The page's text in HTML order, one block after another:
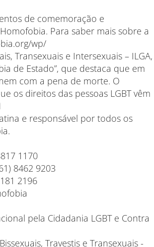
de comemoração e
Para saber mais sobre a
wp/
Transexuais e Intersexuais – ILGA,
de Estado”, que destaca que em
com a pena de morte. O
os direitos das pessoas LGBT vêm
e responsável por todos os
1170
8462 9203
2196
pela Cidadania LGBT e Contra
Travestis e Transexuais -